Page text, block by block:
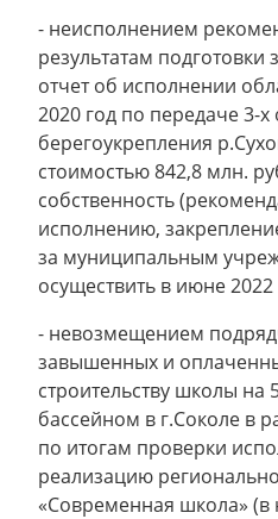
- неисполнением
результатам
отчет об исполнении
2020 год по передаче 3-х
берегоукрепления
стоимостью 842,8 млн.
собственность
исполнению,
за муниципальным
осуществить в июне 2022
- невозмещением
завышенных и
строительству школы на
бассейном в г.Соколе в
по итогам проверки
реализацию
«Современная школа» (в